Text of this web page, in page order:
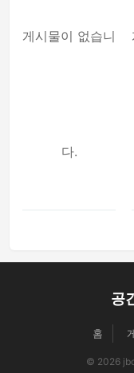
게시물이 없습니
다.
공
홈
© 2026